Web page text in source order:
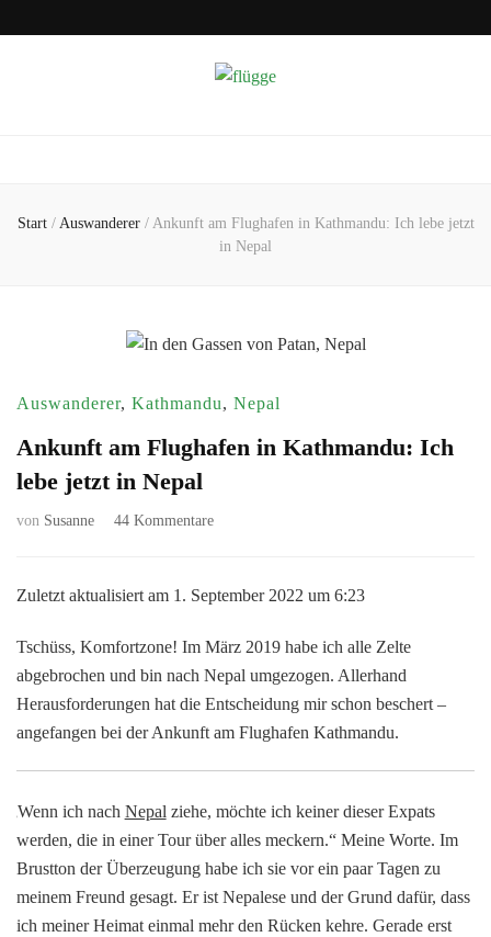
Start / Auswanderer / Ankunft am Flughafen in Kathmandu: Ich lebe jetzt
in Nepal
Auswanderer, Kathmandu, Nepal
Ankunft am Flughafen in Kathmandu: Ich
lebe jetzt in Nepal
von Susanne 44 Kommentarezu
Flughafen
Ich
lebe
jetzt
in Nepal
Zuletzt aktualisiert am 1. September 2022 um 6:23
Tschüss, Komfortzone! Im März 2019 habe ich alle Zelte
abgebrochen und bin nach Nepal umgezogen. Allerhand
Herausforderungen hat die Entscheidung mir schon beschert –
angefangen bei der Ankunft am Flughafen Kathmandu.
„Wenn ich nach Nepal ziehe, möchte ich keiner dieser Expats
werden, die in einer Tour über alles meckern.“ Meine Worte. Im
Brustton der Überzeugung habe ich sie vor ein paar Tagen zu
meinem Freund gesagt. Er ist Nepalese und der Grund dafür, dass
ich meiner Heimat einmal mehr den Rücken kehre. Gerade erst